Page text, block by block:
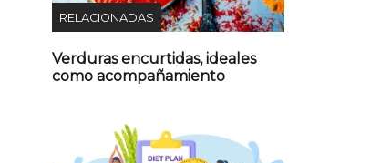
RELACIONADAS
Verduras encurtidas, ideales
como acompañamiento